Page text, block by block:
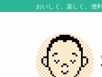
おいしく、楽しく、便